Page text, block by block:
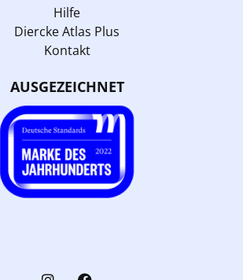
Hilfe
Diercke Atlas Plus
Kontakt
AUSGEZEICHNET